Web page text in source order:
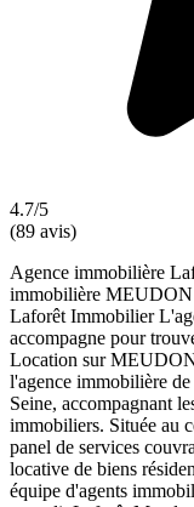
4.7/5
(89 avis)
Agence immobilière
immobilière
Laforêt Immobilier
accompagne pour
Location sur
l'agence immobilière
Seine, accompagnant
immobiliers. Située au
panel de services
locative de biens
équipe d'agents